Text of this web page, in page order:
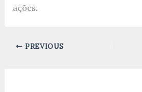
ações.
PREVIOUS